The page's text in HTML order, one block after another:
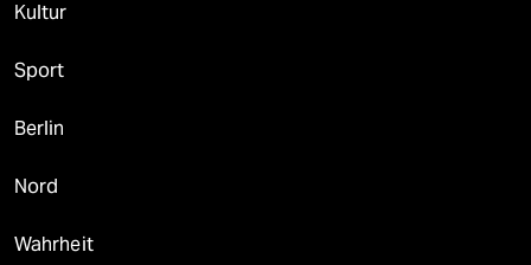
Kultur
Sport
Berlin
Nord
Wahrheit